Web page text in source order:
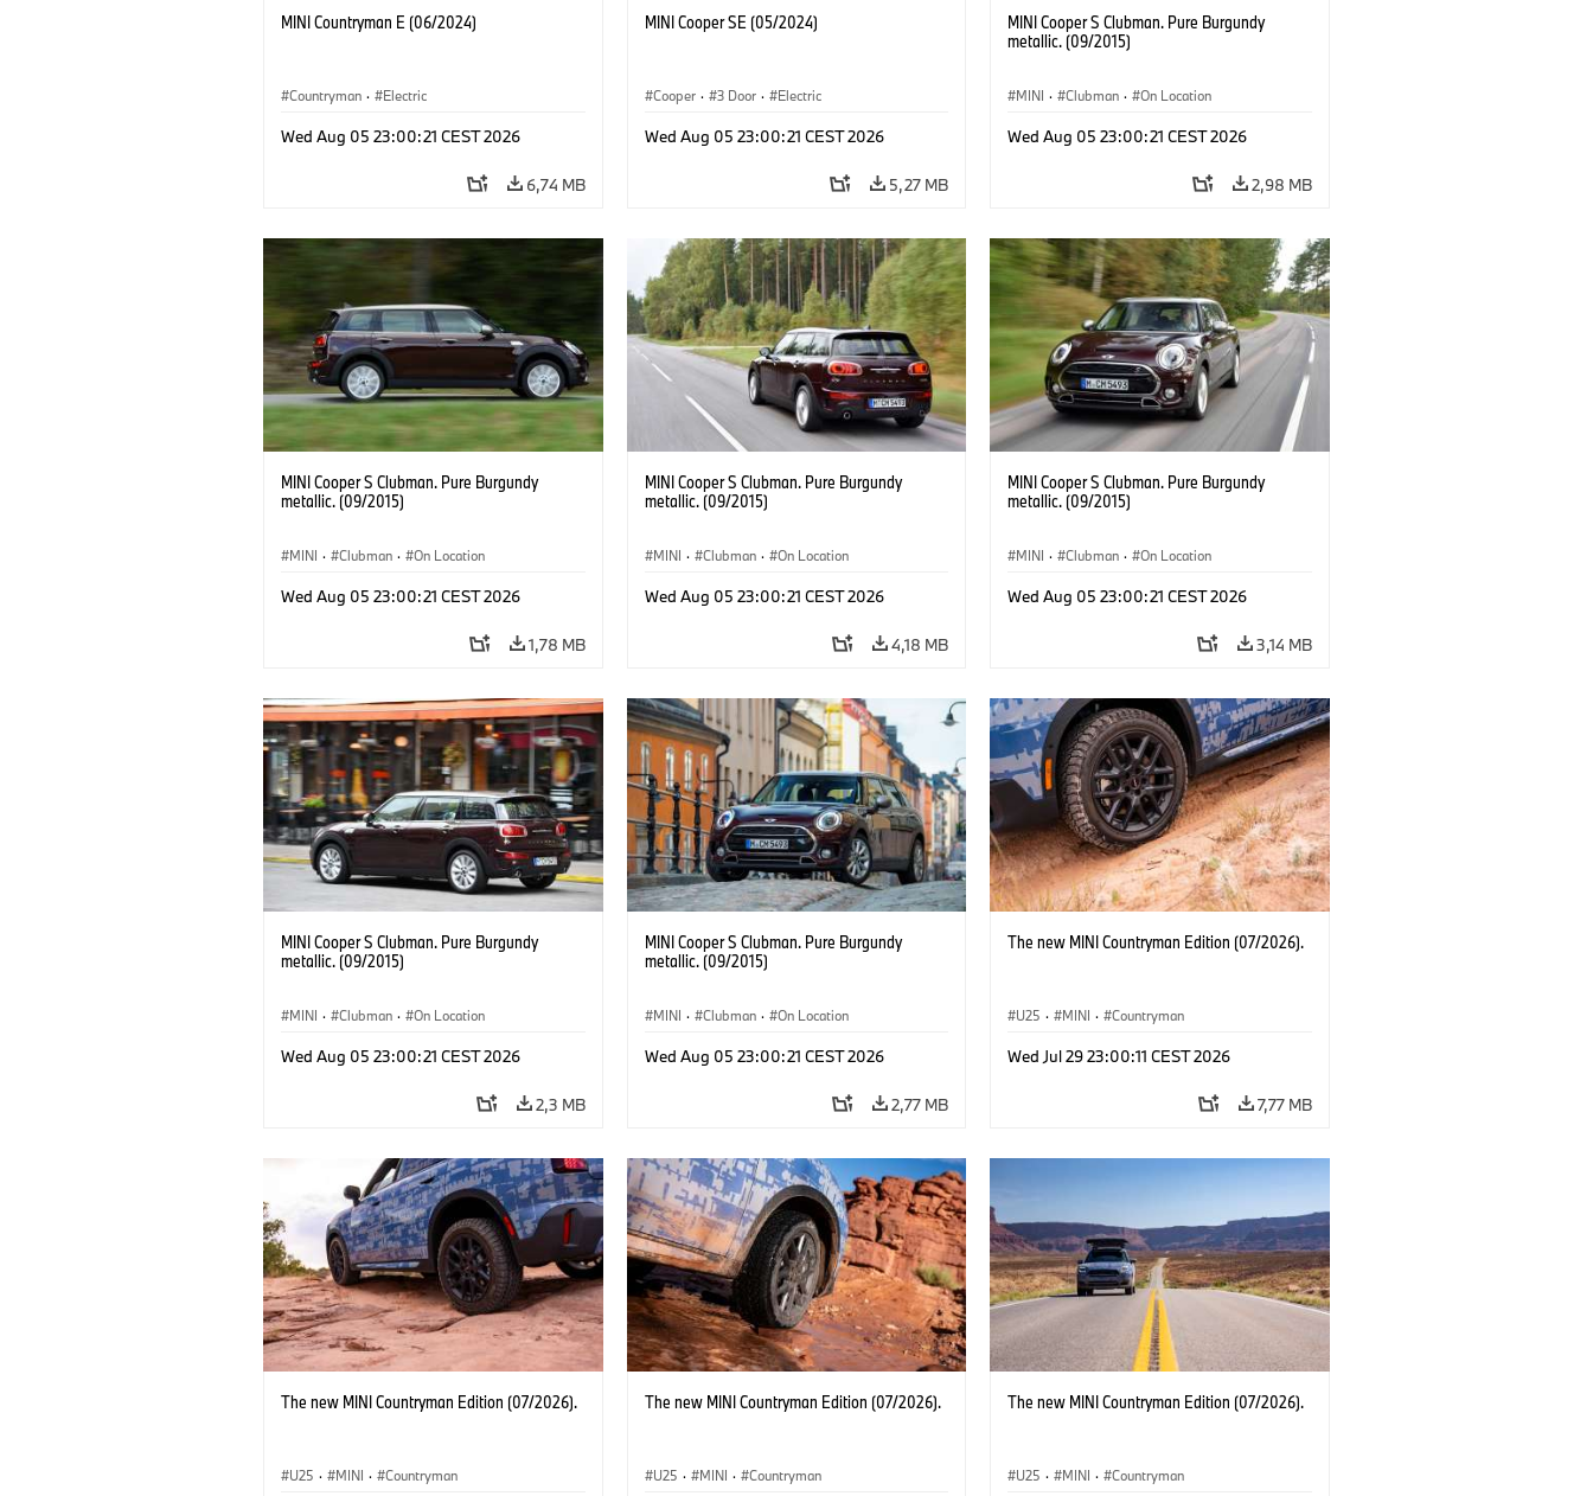
MINI Countryman E (06/2024)
Countryman · Electric
Wed Aug 05 23:00:21 CEST 2026
6,74 MB
MINI Cooper SE (05/2024)
Cooper · 3 Door · Electric
Wed Aug 05 23:00:21 CEST 2026
5,27 MB
MINI Cooper S Clubman. Pure Burgundy
metallic. (09/2015)
MINI · Clubman · On Location
Wed Aug 05 23:00:21 CEST 2026
2,98 MB
MINI Cooper S Clubman. Pure Burgundy
metallic. (09/2015)
MINI · Clubman · On Location
Wed Aug 05 23:00:21 CEST 2026
1,78 MB
MINI Cooper S Clubman. Pure Burgundy
metallic. (09/2015)
MINI · Clubman · On Location
Wed Aug 05 23:00:21 CEST 2026
4,18 MB
MINI Cooper S Clubman. Pure Burgundy
metallic. (09/2015)
MINI · Clubman · On Location
Wed Aug 05 23:00:21 CEST 2026
3,14 MB
MINI Cooper S Clubman. Pure Burgundy
metallic. (09/2015)
MINI · Clubman · On Location
Wed Aug 05 23:00:21 CEST 2026
2,3 MB
MINI Cooper S Clubman. Pure Burgundy
metallic. (09/2015)
MINI · Clubman · On Location
Wed Aug 05 23:00:21 CEST 2026
2,77 MB
The new MINI Countryman Edition (07/2026).
U25 · MINI · Countryman
Wed Jul 29 23:00:11 CEST 2026
7,77 MB
The new MINI Countryman Edition (07/2026).
U25 · MINI · Countryman
The new MINI Countryman Edition (07/2026).
U25 · MINI · Countryman
The new MINI Countryman Edition (07/2026).
U25 · MINI · Countryman